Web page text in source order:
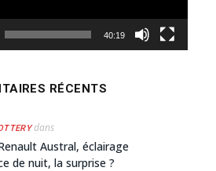
40:19
RÉCENTS
dans
Austral, éclairage
de nuit, la surprise ?